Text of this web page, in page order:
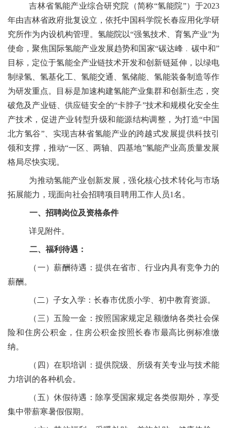
吉林省氢能产业综合研究院（简称“氢能院”）于2023
年由吉林省政府批复设立，依托中国科学院长春应用化学研
究所作为内设机构管理。氢能院以“强氢技术、育氢产业”为
使命，聚焦国际氢能产业发展趋势和国家“碳达峰﹒碳中和”
目标，定位于氢能全产业链技术开发和创新链延伸，以绿电
制绿氢、氢基化工、氢能交通、氢储能、氢能装备制造等作
为研发重点。目标是加速构建氢能产业集群和创新生态，突
破危及产业链、供应链安全的“卡脖子”技术和规模化安全生
产技术，促进产业转型升级和能源结构调整，为打造“中国
北方氢谷”、实现吉林省氢能产业的跨越式发展提供科技引
领和支撑，推动“一区、两轴、四基地”氢能产业高质量发展
格局尽快实现。
为推动氢能产业创新发展，强化核心技术转化与市场
拓展能力，现面向社会招聘项目聘用工作人员1名。
一、招聘岗位及资格条件
详见附件。
二、福利待遇：
（一）薪酬待遇：提供在省市、行业内具有竞争力的
薪酬。
（二）子女入学：长春市优质小学、初中教育资源。
（三）五险一金：按照国家规定足额缴纳各类社会保
险和住房公积金，住房公积金按照长春市最高比例标准缴
纳。
（四）在职培训：提供院级、所级有关专业与技术能
力培训的各种机会。
（五）休假待遇：除享受国家规定各类假期外，享受
集中带薪寒暑假假期。